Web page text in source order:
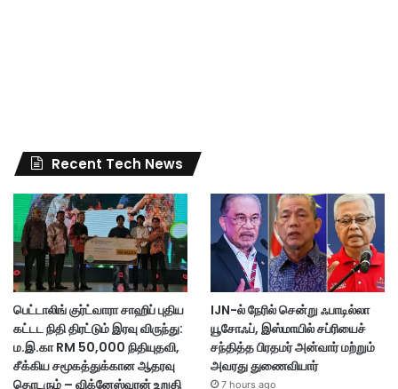
Recent Tech News
பெட்டாலிங் குர்ட்வாரா சாஹிப் புதிய
கட்டட நிதி திரட்டும் இரவு விருந்து:
ம.இ.கா RM 50,000 நிதியுதவி,
சீக்கிய சமூகத்துக்கான ஆதரவு
தொடரும் – விக்னேஸ்வரன் உறுதி
IJN-ல் நேரில் சென்று ஃபாடில்லா
யூசோஃப், இஸ்மாயில் சப்ரியைச்
சந்தித்த பிரதமர் அன்வார் மற்றும்
அவரது துணைவியார்
7 hours ago